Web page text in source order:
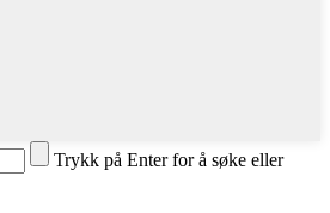
Trykk på Enter for å søke eller